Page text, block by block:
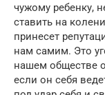
чужому ребенку,
ставить на
принесет
нам самим. Это
нашем обществе
если он себя